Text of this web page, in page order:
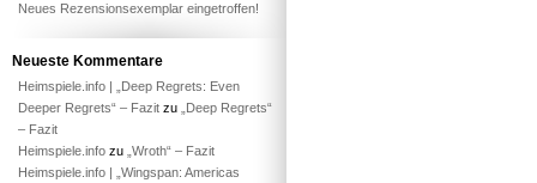
Neues Rezensionsexemplar eingetroffen!
Neueste Kommentare
Heimspiele.info | „Deep Regrets: Even
Deeper Regrets“ – Fazit zu
„Deep Regrets“
– Fazit
Heimspiele.info zu „Wroth“ – Fazit
Heimspiele.info | „Wingspan: Americas